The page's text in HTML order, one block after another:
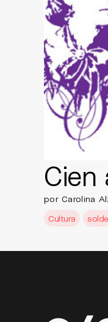
Cien
por Carolina
Cultura